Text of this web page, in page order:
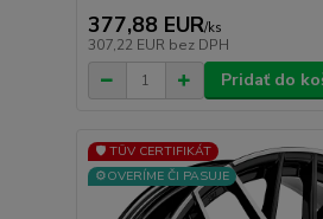
377,88 EUR/ks
307,22 EUR bez DPH
Pridať do
🛡️ TÜV CERTIFIKÁT
⚙️OVERÍME ČI PASUJE